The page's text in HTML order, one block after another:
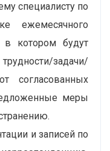
специалисту по
ежемесячного
в котором будут
задачи/
согласованных
меры
и записей по